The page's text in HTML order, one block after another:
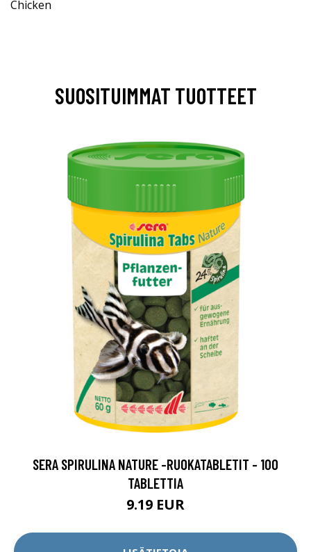
Chicken
SUOSITUIMMAT TUOTTEET
SERA SPIRULINA NATURE -RUOKATABLETIT - 100
TABLETTIA
9.19 EUR